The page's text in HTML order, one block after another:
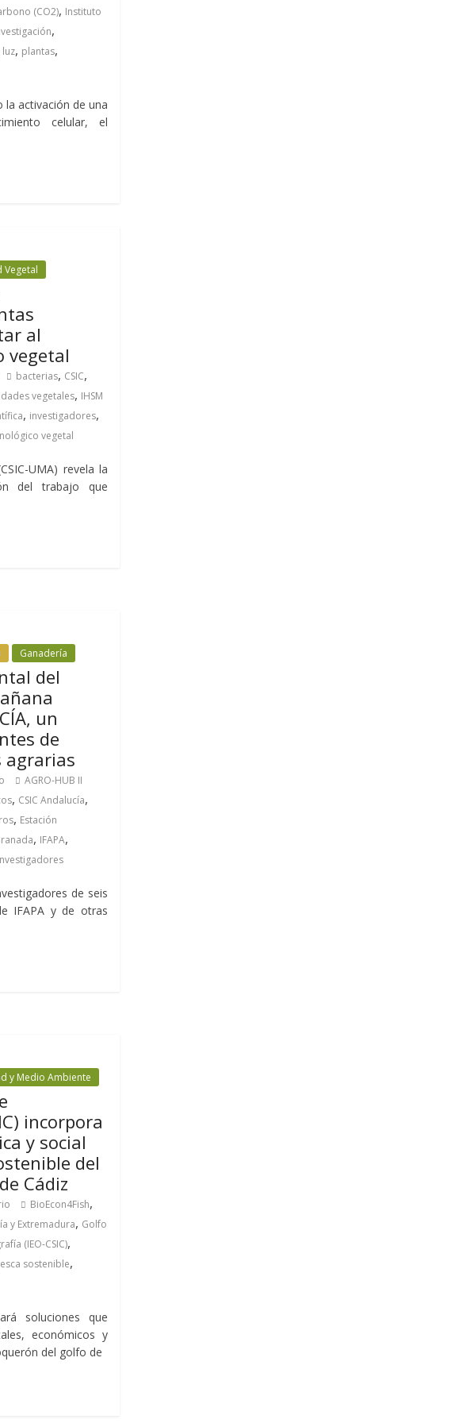
(CO2), Instituto
,
luz, plantas,
la activación de una
celular, el
Vegetal
al
vegetal
bacterias, CSIC,
vegetales, IHSM
, investigadores,
vegetal
UMA) revela la
del trabajo que
Ganadería
del
un
de
agrarias
AGRO-HUB II
, CSIC Andalucía,
, Estación
, IFAPA,
de seis
IFAPA y de otras
y Medio Ambiente
incorpora
y social
del
Cádiz
BioEcon4Fish,
y Extremadura, Golfo
(IEO-CSIC),
sostenible,
soluciones que
económicos y
del golfo de